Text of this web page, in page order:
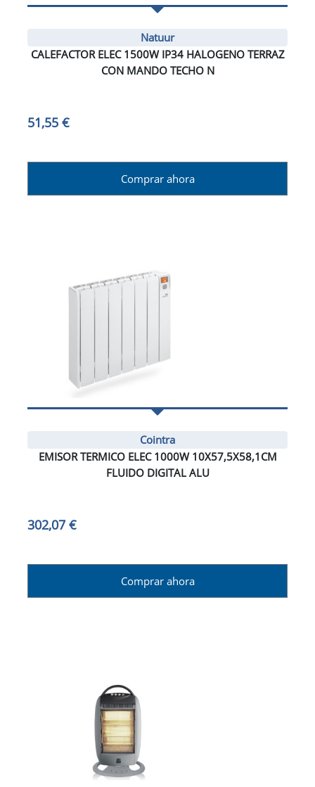
Natuur
CALEFACTOR ELEC 1500W IP34 HALOGENO TERRAZ
CON MANDO TECHO N
51,55 €
Comprar ahora
Cointra
EMISOR TERMICO ELEC 1000W 10X57,5X58,1CM
FLUIDO DIGITAL ALU
302,07 €
Comprar ahora